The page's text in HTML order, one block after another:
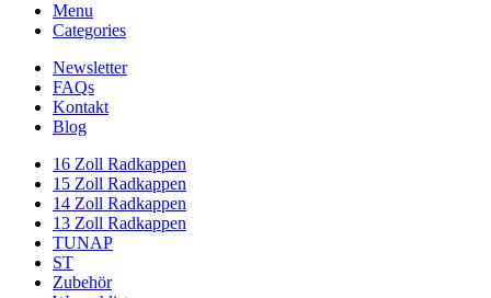
Menu
Categories
Newsletter
FAQs
Kontakt
Blog
16 Zoll Radkappen
15 Zoll Radkappen
14 Zoll Radkappen
13 Zoll Radkappen
TUNAP
ST
Zubehör